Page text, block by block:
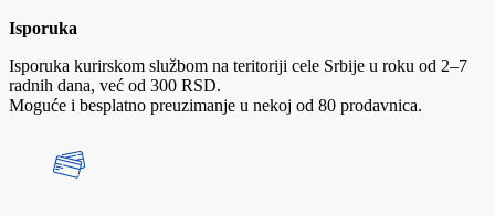
Isporuka
Isporuka kurirskom službom na teritoriji cele Srbije u roku od 2–7
radnih dana, već od 300 RSD.
Moguće i besplatno preuzimanje u nekoj od 80 prodavnica.